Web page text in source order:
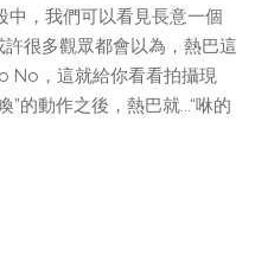
中，我們可以看見長意一個
很多觀眾都會以為，熱巴這
No，這就給你看看拍攝現
的動作之後，熱巴就...“咻的